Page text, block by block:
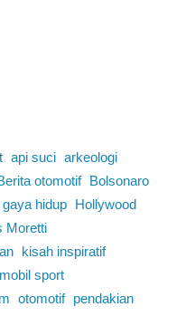
api suci arkeologi
otomotif
Bolsonaro
gaya hidup
Hollywood
Moretti
kisah inspiratif
mobil sport
otomotif
pendakian